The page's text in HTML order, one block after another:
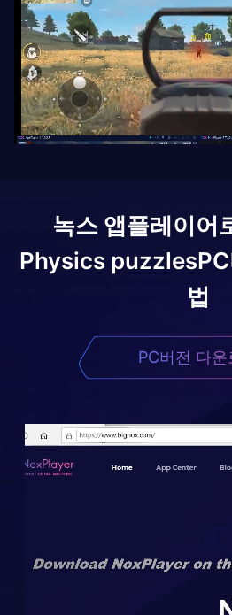
녹스 앱플레이어
Physics puzzles
법
PC버전 다운